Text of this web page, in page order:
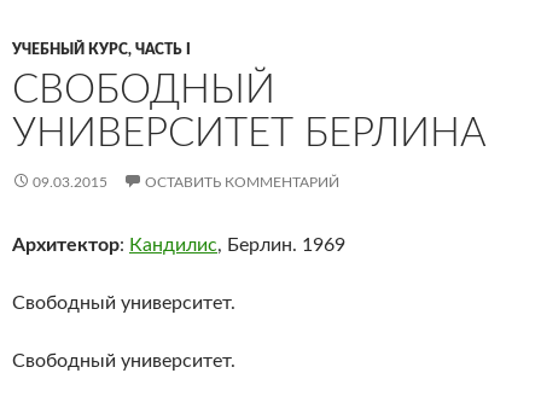
УЧЕБНЫЙ КУРС, ЧАСТЬ I
СВОБОДНЫЙ
УНИВЕРСИТЕТ БЕРЛИНА
09.03.2015 ОСТАВИТЬ КОММЕНТАРИЙ
Архитектор: Кандилис, Берлин. 1969
Свободный университет.
Свободный университет.